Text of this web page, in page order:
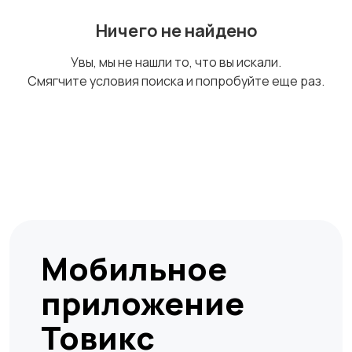
Перевозки, склад,
закупки
Продажи
Ничего не найдено
Увы, мы не нашли то, что вы искали.
Смягчите условия поиска и попробуйте еще раз.
Мобильное
приложение
Товикс